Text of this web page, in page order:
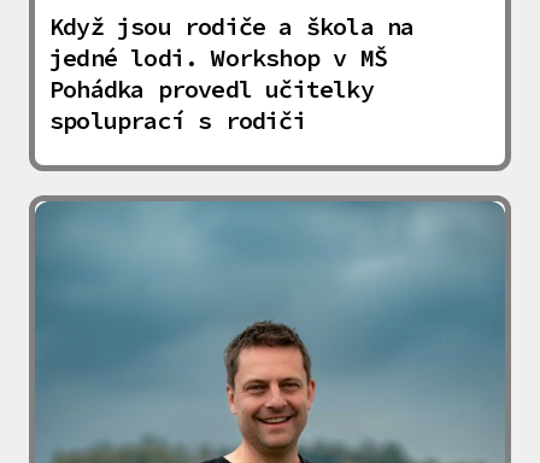
Když jsou rodiče a škola na
jedné lodi. Workshop v MŠ
Pohádka provedl učitelky
spoluprací s rodiči